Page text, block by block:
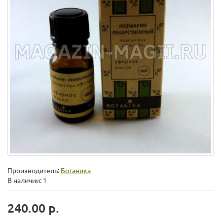
Производитель: Ботаника
В наличии: 1
240.00 р.